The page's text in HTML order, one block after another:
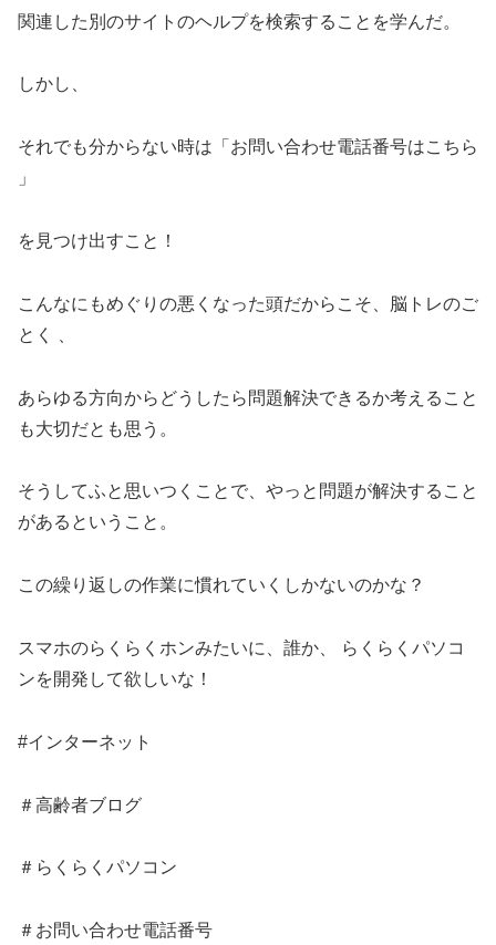
関連した別のサイトのヘルプを検索することを学んだ。
しかし、
それでも分からない時は「お問い合わせ電話番号はこちら
」
を見つけ出すこと！
こんなにもめぐりの悪くなった頭だからこそ、脳トレのご
とく 、
あらゆる方向からどうしたら問題解決できるか考えること
も大切だとも思う。
そうしてふと思いつくことで、やっと問題が解決すること
があるということ。
この繰り返しの作業に慣れていくしかないのかな？
スマホのらくらくホンみたいに、誰か、 らくらくパソコ
ンを開発して欲しいな！
#インターネット
＃高齢者ブログ
＃らくらくパソコン
＃お問い合わせ電話番号